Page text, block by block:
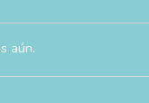
aún.